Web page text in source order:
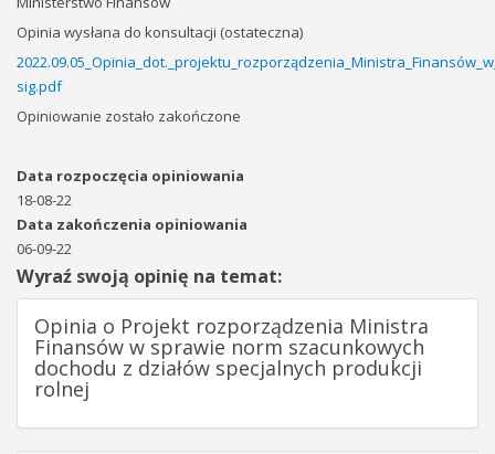
Opinia wysłana do konsultacji (ostateczna)
sig.pdf
Opiniowanie zostało zakończone
Data rozpoczęcia opiniowania
18-08-22
Data zakończenia opiniowania
06-09-22
Wyraź swoją opinię na temat:
Opinia o Projekt rozporządzenia Ministra
Finansów w sprawie norm szacunkowych
dochodu z działów specjalnych produkcji
rolnej